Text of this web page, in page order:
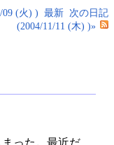
09 (火) ) 最新 次の日記
(2004/11/11 (木) )»
った。最近だ